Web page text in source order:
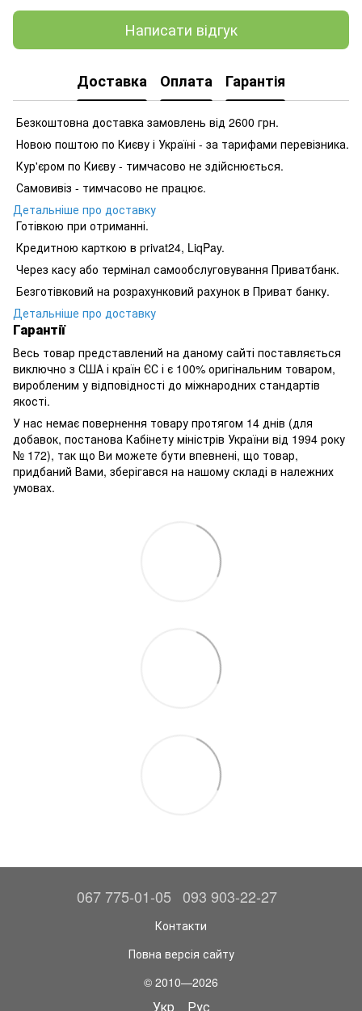
Написати відгук
Доставка Оплата Гарантія
Безкоштовна доставка замовлень від 2600 грн.
Новою поштою по Києву і Україні - за тарифами перевізника.
Кур'єром по Києву - тимчасово не здійснюється.
Самовивіз - тимчасово не працює.
Детальніше про доставку
Готівкою при отриманні.
Кредитною карткою в privat24, LiqPay.
Через касу або термінал самообслуговування Приватбанк.
Безготівковий на розрахунковий рахунок в Приват банку.
Детальніше про доставку
Гарантії
Весь товар представлений на даному сайті поставляється
виключно з США і країн ЄС і є 100% оригінальним товаром,
виробленим у відповідності до міжнародних стандартів
якості.
У нас немає повернення товару протягом 14 днів (для
добавок, постанова Кабінету міністрів України від 1994 року
№ 172), так що Ви можете бути впевнені, що товар,
придбаний Вами, зберігався на нашому складі в належних
умовах.
067 775-01-05 093 903-22-27
Контакти
Повна версія сайту
© 2010—2026
Укр Рус